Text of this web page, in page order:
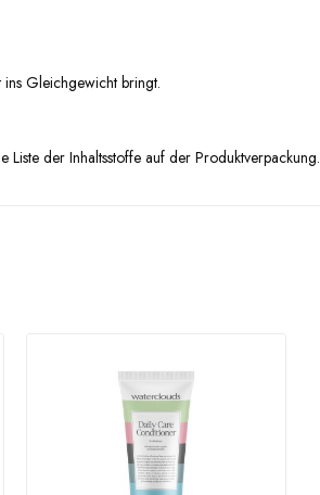
Gleichgewicht bringt.
der Inhaltsstoffe auf der Produktverpackung.